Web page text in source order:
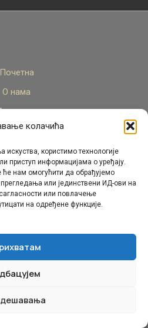
колачића
користимо технологије
приступ информацијама о уређају.
ће нам омогућити да обрађујемо
или јединствени ИД-ови на
или повлачење
на одређене функције.
Почетна
О нама
кадар
Архива
Контакт
завод Републике Српске.